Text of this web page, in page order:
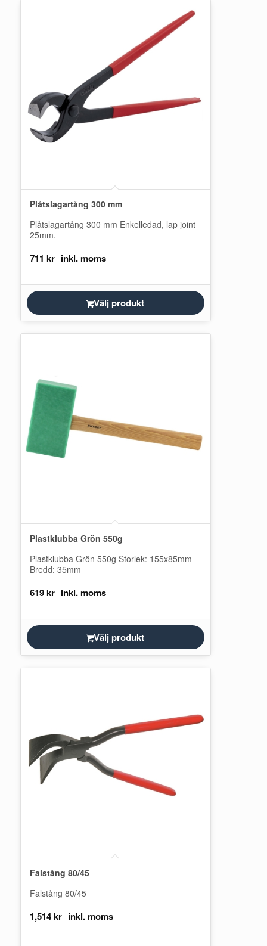
Plåtslagartång 300 mm
Plåtslagartång 300 mm Enkelledad, lap joint
25mm.
711 kr
Välj produkt
Plastklubba Grön 550g
Plastklubba Grön 550g Storlek: 155x85mm
Bredd: 35mm
619kr
Välj produkt
Falstång 80/45
Falstång 80/45
1,514kr